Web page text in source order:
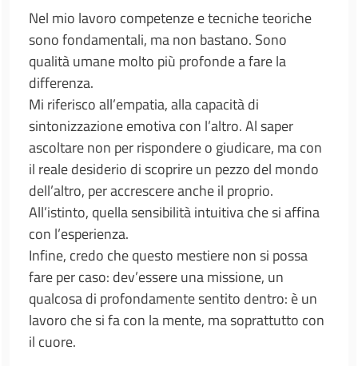
Nel mio lavoro competenze e tecniche teoriche
sono fondamentali, ma non bastano. Sono
qualità umane molto più profonde a fare la
differenza.
Mi riferisco all’empatia, alla capacità di
sintonizzazione emotiva con l’altro. Al saper
ascoltare non per rispondere o giudicare, ma con
il reale desiderio di scoprire un pezzo del mondo
dell’altro, per accrescere anche il proprio.
All’istinto, quella sensibilità intuitiva che si affina
con l’esperienza.
Infine, credo che questo mestiere non si possa
fare per caso: dev’essere una missione, un
qualcosa di profondamente sentito dentro: è un
lavoro che si fa con la mente, ma soprattutto con
il cuore.